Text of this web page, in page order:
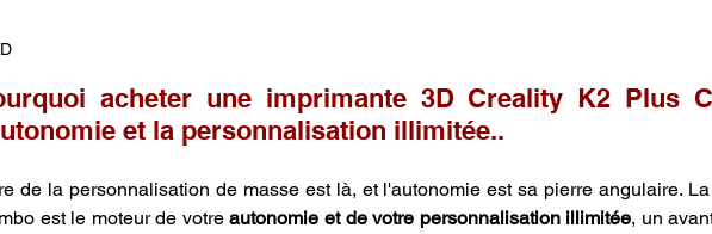
acheter une imprimante 3D Creality K2 Plus
et la personnalisation illimitée..
de la personnalisation de masse est là, et l'autonomie est sa pierre angulaire.
est le moteur de votre autonomie et de votre personnalisation illimitée, un